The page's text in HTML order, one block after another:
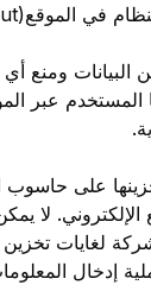
ومنع أي
عبر
على
لا
لغايات
إدخال